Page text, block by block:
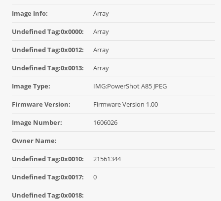
Image Info: Array
Undefined Tag:0x0000: Array
Undefined Tag:0x0012: Array
Undefined Tag:0x0013: Array
Image Type: IMG:PowerShot A85 JPEG
Firmware Version: Firmware Version 1.00
Image Number: 1606026
Owner Name:
Undefined Tag:0x0010: 21561344
Undefined Tag:0x0017: 0
Undefined Tag:0x0018: